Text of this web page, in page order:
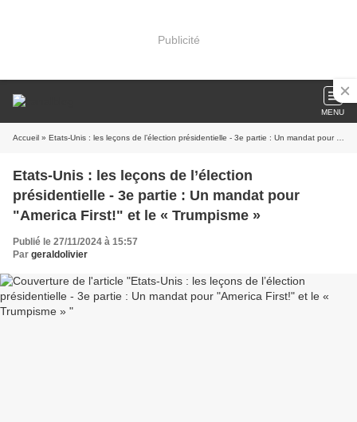
Publicité
MENU
Accueil » Etats-Unis : les leçons de l’élection présidentielle - 3e partie : Un mandat pour "America First!" et le « Trumpisme »
Etats-Unis : les leçons de l’élection
présidentielle - 3e partie : Un mandat pour
"America First!" et le « Trumpisme »
Publié le 27/11/2024 à 15:57
Par geraldolivier